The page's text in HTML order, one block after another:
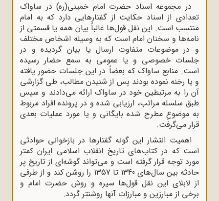
در مجموعه اسناد حضرت امام خمینی(ره) در ساواک
تعدادی از اسناد حکایت از گفتارهایی دارد که به امام
منتسب است. این نقل قول‌ها غالباً بیان همه یا قسمتی از
نامه‌ها و سخنان امام است که به وسیله اشخاص مختلف
و در موضوعات متفاوت ارسال یا بیان گردیده و در
جلسات خصوصی و یا عمومی به سمع حضار رسیده
است. منابع ساواک که بعضاً در این جلسات حضور یافته
و یا رخنه نموده بودند پس از شنیدن مطالب، طی گزارشی
آن را به مرتبطین خود در ساواک ارائه می‌دادند و سپس
طبق سلسله مراتب، ارزیابی شده و در پرونده افراد مربوط
به موضوعِ مطرح شده بایگانی و یا مورد عملیات بعدی
قرار می‌گرفت.
اهمیت انتشار این گونه گفتارها در بازخوانی حوادثی
است که در کتاب‌های تاریخ انقلاب اسلامی ایران کمتر
مورد توجه قرار گرفته است و می‌تواند گوشه‌ای از تاریخ پر
حادثه بین سال‌های 1340 تا 1357 را روشن کند و از طرفی
از لابلای این نقل قول‌ها سیره و روش حضرت امام و
برخی از مبارزین و مبارزات آنها روشنتر گردد.